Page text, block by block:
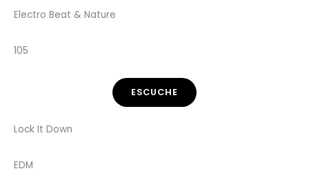
Electro Beat & Nature
105
ESCUCHE
Lock It Down
EDM